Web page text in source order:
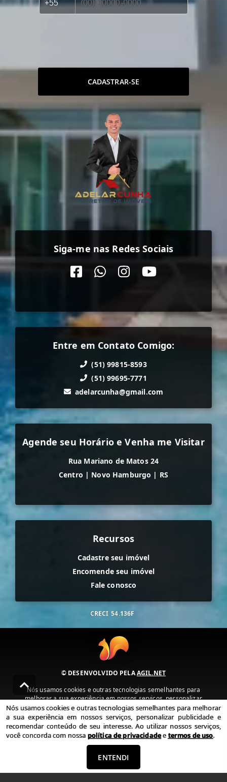
CADASTRAR-SE
Siga-me nas Redes Sociais
Entre em Contato Comigo:
(51) 99815-8593
(51) 99695-7771
adelarcunha@gmail.com
Agende seu Horário e Venha me Visitar
Rua Mariano de Matos 24
Centro | Novo Hamburgo | RS
Recursos
Cadastre seu imóvel
Encomende seu imóvel
Fale conosco
CRECI 54.136F
© DESENVOLVIDO PELAAGIL.NET
Nós usamos cookies e outras tecnologias semelhantes para
melhorar a sua experiência em nossos serviços, personalizar
publicidade e recomendar conteúdo de seu interesse. Ao utilizar
nossos serviços, você concorda com nossa política de privacidade e
termos de uso.
Política de Privacidade Termos de uso
Nós usamos cookies e outras tecnologias semelhantes para melhorar
a sua experiência em nossos serviços, personalizar publicidade e
recomendar conteúdo de seu interesse. Ao utilizar nossos serviços,
você concorda com nossa política de privacidadeetermos de uso.
ENTENDI